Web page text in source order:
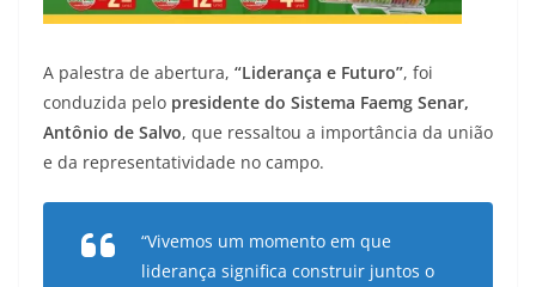
A palestra de abertura, “Liderança e Futuro”, foi
conduzida pelo presidente do Sistema Faemg Senar,
Antônio de Salvo, que ressaltou a importância da união
e da representatividade no campo.
“Vivemos um momento em que
liderança significa construir juntos o